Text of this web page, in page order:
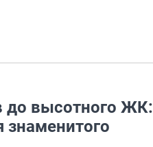
до высотного ЖК:
знаменитого